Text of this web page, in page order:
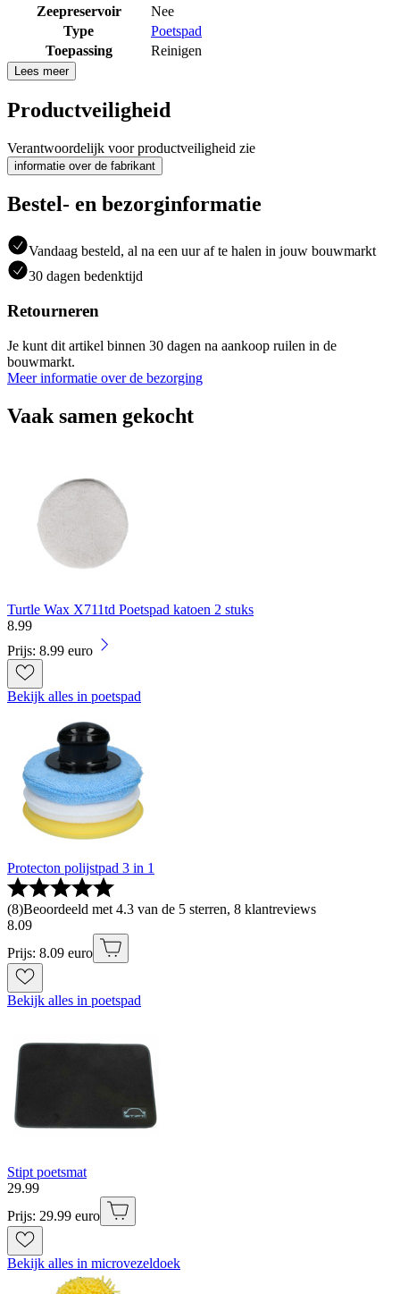
Zeepreservoir
Nee
Type
Poetspad
Toepassing
Reinigen
Lees meer
Productveiligheid
Verantwoordelijk voor productveiligheid zie
informatie over de fabrikant
Bestel- en bezorginformatie
Vandaag besteld, al na een uur af te halen in jouw bouwmarkt
30 dagen bedenktijd
Retourneren
Je kunt dit artikel binnen 30 dagen na aankoop ruilen in de
bouwmarkt.
Meer informatie over de bezorging
Vaak samen gekocht
Turtle Wax X711td Poetspad katoen 2 stuks
8.99
Prijs: 8.99 euro
Bekijk alles in poetspad
Protecton polijstpad 3 in 1
(8)Beoordeeld met 4.3 van de 5 sterren, 8 klantreviews
8.09
Prijs: 8.09 euro
Bekijk alles in poetspad
Stipt poetsmat
29.99
Prijs: 29.99 euro
Bekijk alles in microvezeldoek